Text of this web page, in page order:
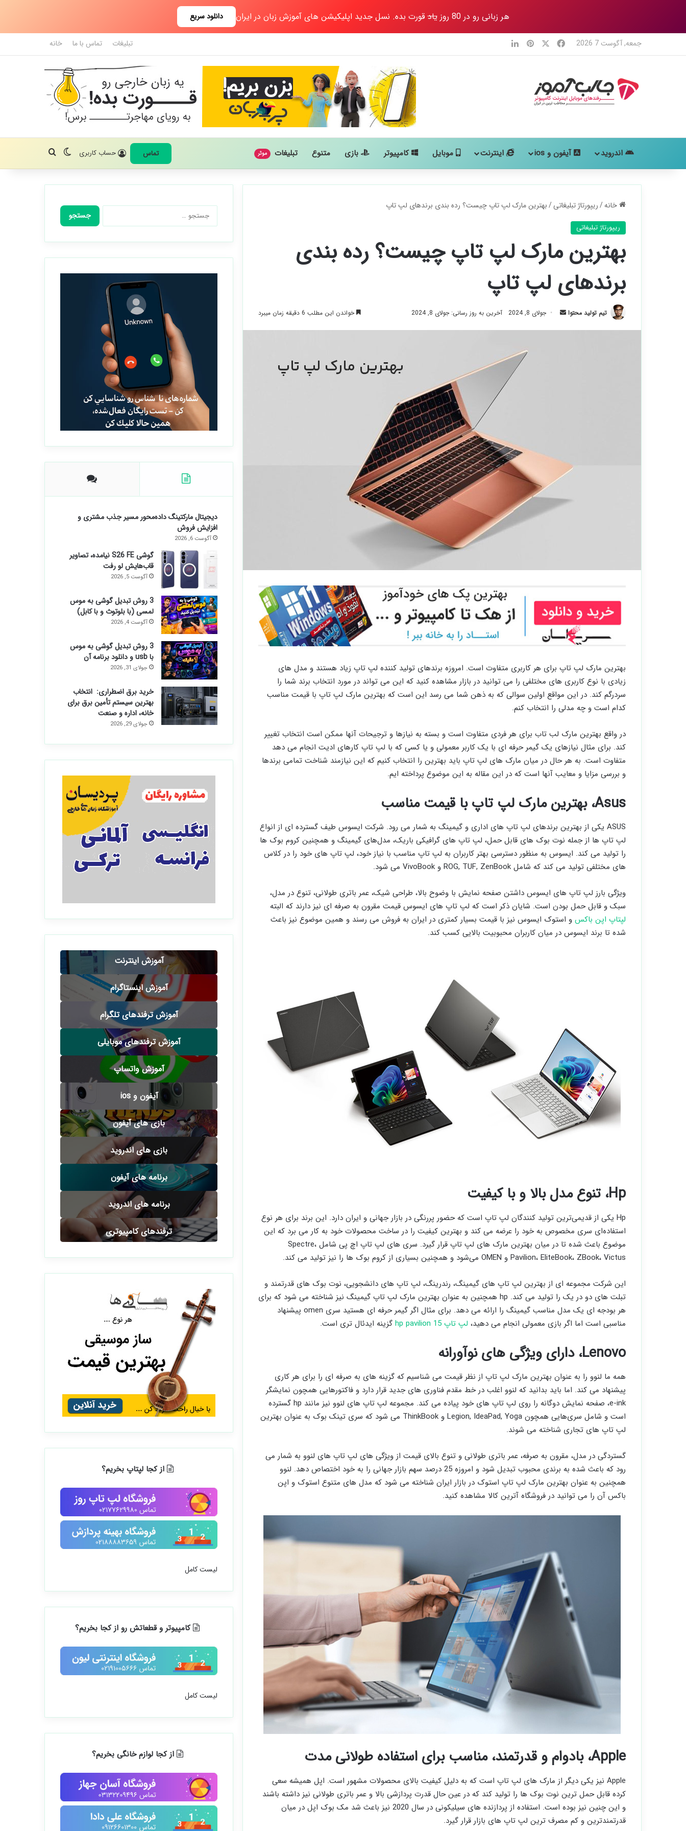
هر زبانی رو در 80 روز یادقورت بده. نسل جدید اپلیکیشن های آموزش زبان در ایران دانلود سریع
جمعه, آگوست 7 2026 فیس بوک‫پین‌ترست
لینکدین تبلیغات تماس با ما خانه
اندروید آیفون و ios اینترنت موبایل کامپیوتر بازی متنوع تبلیغات موثر تماس حساب کاربری تغییر پوسته
جستجو برای
خانه/ریپورتاژ تبلیغاتی/بهترین مارک لپ تاپ چیست؟ رده بندی برندهای لپ تاپ
ریپورتاژ تبلیغاتی
بهترین مارک لپ تاپ چیست؟ رده بندی
برندهای لپ تاپ
تیم تولید محتوا
ارسال جولای 8, 2024 آخرین به روز رسانی: جولای 8, 2024 خواندن این مطلب 6 دقیقه زمان میبرد
بهترین مارک لپ تاپ برای هر کاربری متفاوت است. امروزه برندهای تولید کننده لپ تاپ زیاد هستند و مدل های
زیادی با نوع کاربری های مختلفی را می توانید در بازار مشاهده کنید که این می تواند در مورد انتخاب برند شما را
سردرگم کند. در این مواقع اولین سوالی که به ذهن شما می رسد این است که بهترین مارک لپ تاپ با قیمت مناسب
کدام است و چه مدلی را انتخاب کنم.
در واقع بهترین مارک لب تاب برای هر فردی متفاوت است و بسته به نیازها و ترجیحات آنها ممکن است انتخاب تغییر
کند. برای مثال نیازهای یک گیمر حرفه ای با یک کاربر معمولی و یا کسی که با لپ تاپ کارهای ادیت انجام می دهد
متفاوت است. به هر حال در میان مارک های لپ تاپ باید بهترین را انتخاب کنیم که این نیازمند شناخت تمامی برندها
و بررسی مزایا و معایب آنها است که در این مقاله به این موضوع پرداخته ایم.
Asus، بهترین مارک لپ تاپ با قیمت مناسب
ASUS یکی از بهترین برندهای لپ تاپ های اداری و گیمینگ به شمار می رود. شرکت ایسوس طیف گسترده ای از انواع
لپ تاپ ها از جمله نوت بوک های قابل حمل، لپ تاپ های گرافیکی باریک، مدل‌های گیمینگ و همچنین کروم بوک ها
را تولید می کند. ایسوس به منظور دسترسی بهتر کاربران به لپ تاپ مناسب با نیاز خود، لپ تاپ های خود را در کلاس
های مختلفی تولید می کند که شامل ROG, TUF, ZenBook و VivoBook می شود.
ویژگی بارز لپ تاپ های ایسوس داشتن صفحه نمایش با وضوح بالا، طراحی شیک، عمر باتری طولانی، تنوع در مدل،
سبک و قابل حمل بودن است. شایان ذکر است که لپ تاپ های ایسوس قیمت مقرون به صرفه ای نیز دارند که البته
لپتاپ اپن باکس و استوک ایسوس نیز با قیمت بسیار کمتری در ایران به فروش می رسند و همین موضوع نیز باعث
شده تا برند ایسوس در میان کاربران محبوبیت بالایی کسب کند.
Hp، تنوع مدل بالا و با کیفیت
Hp یکی از قدیمی‌ترین تولید کنندگان لپ تاپ است که حضور پررنگی در بازار جهانی و ایران دارد. این برند برای هر نوع
استفاده‌ای سری مخصوص به خود را عرضه می کند و بهترین کیفیت را در ساخت محصولات خود به کار می برد که این
موضوع باعث شده تا در میان بهترین مارک های لپ تاپ قرار گیرد. سری های لپ تاپ اچ پی شامل Spectre،
Pavilion، EliteBook، ZBook، Victus و OMEN می‌شود و همچنین بسیاری از کروم بوک ها را نیز تولید می کند.
این شرکت مجموعه ای از بهترین لپ تاپ های گیمینگ، رندرینگ، لپ تاپ های دانشجویی، نوت بوک های قدرتمند و
تبلت های دو در یک را تولید می کند. hp همچنین به عنوان بهترین مارک لپ تاپ گیمینگ نیز شناخته می شود که برای
هر بودجه ای یک مدل مناسب گیمینگ را ارائه می دهد. برای مثال اگر گیمر حرفه ای هستید سری omen پیشنهاد
مناسبی است اما اگر بازی معمولی انجام می دهید، لپ تاپ hp pavilion 15 گزینه ایدئال تری است.
Lenovo، دارای ویژگی های نوآورانه
همه ما لنوو را به عنوان بهترین مارک لپ تاپ از نظر قیمت می شناسیم که گزینه های به صرفه ای را برای هر کاری
پیشنهاد می کند. اما باید بدانید که لنوو اغلب در خط مقدم فناوری های جدید قرار دارد و فاکتورهایی همچون نمایشگر
e-ink، صفحه نمایش دوگانه را روی لپ تاپ های خود پیاده می کند. مجموعه لپ تاپ های لنوو نیز مانند hp گسترده
است و شامل سری‌هایی همچون Legion, IdeaPad, Yoga و ThinkBook می شود که سری تینک بوک به عنوان بهترین
لپ تاپ های تجاری شناخته می شوند.
گستردگی در مدل، مقرون به صرفه، عمر باتری طولانی و تنوع بالای قیمت از ویژگی های لپ تاپ های لنوو به شمار می
رود که باعث شده به برندی محبوب تبدیل شود و امروزه 25 درصد سهم بازار جهانی را به خود اختصاص دهد. لنوو
همچنین به عنوان بهترین مارک لپ تاپ استوک در بازار ایران شناخته می شود که مدل های متنوع استوک و اپن
باکس آن را می توانید در فروشگاه آترین کالا مشاهده کنید.
Apple، بادوام و قدرتمند، مناسب برای استفاده طولانی مدت
Apple نیز یکی دیگر از مارک های لپ تاپ است که به دلیل کیفیت بالای محصولات مشهور است. اپل همیشه سعی
کرده قابل حمل ترین نوت بوک ها را تولید کند که در عین حال قدرت پردازشی بالا و عمر باتری طولانی نیز داشته باشند
و این چنین نیز بوده است. استفاده از پردازنده های سیلیکونی در سال 2020 نیز باعث شد مک بوک اپل در میان
قدرتمندترین و کم مصرف ترین لپ تاپ های بازار قرار گیرد.
جستجو
برای:
دیجیتال مارکتینگ داده‌محور مسیر جذب مشتری و
افزایش فروش
آگوست 6, 2026
گوشی S26 FE نیامده، تصاویر
قاب‌هایش لو رفت
آگوست 5, 2026
3 روش تبدیل گوشی به موس
لمسی (با بلوتوث و با کابل)
آگوست 4, 2026
3 روش تبدیل گوشی به موس
با usb و دانلود برنامه آن
جولای 31, 2026
خرید برق اضطراری: انتخاب
بهترین سیستم تأمین برق برای
خانه، اداره و صنعت
جولای 29, 2026
آموزش اینترنت
آموزش اینستاگرام
آموزش ترفندهای تلگرام
آموزش ترفندهای موبایلی
آموزش واتساپ
آیفون و ios
بازی های آیفون
بازی های اندروید
برنامه های آیفون
برنامه های اندروید
ترفندهای کامپیوتری
از کجا لپتاپ بخریم؟
لیست کامل
کامپیوتر و قطعاتش رو از کجا بخریم؟
لیست کامل
از کجا لوازم خانگی بخریم؟